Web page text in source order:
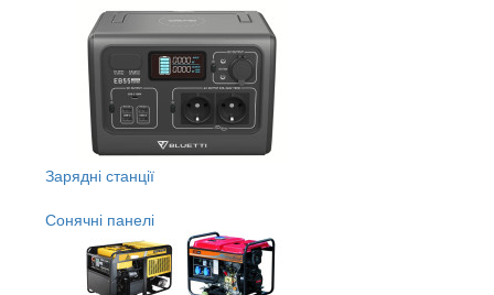
Зарядні станції
Сонячні панелі